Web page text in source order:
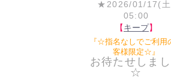
★2026/01/17(
05:00
【キープ】
『☆指名なしでご利用
客様限定☆』
お待たせしま
☆